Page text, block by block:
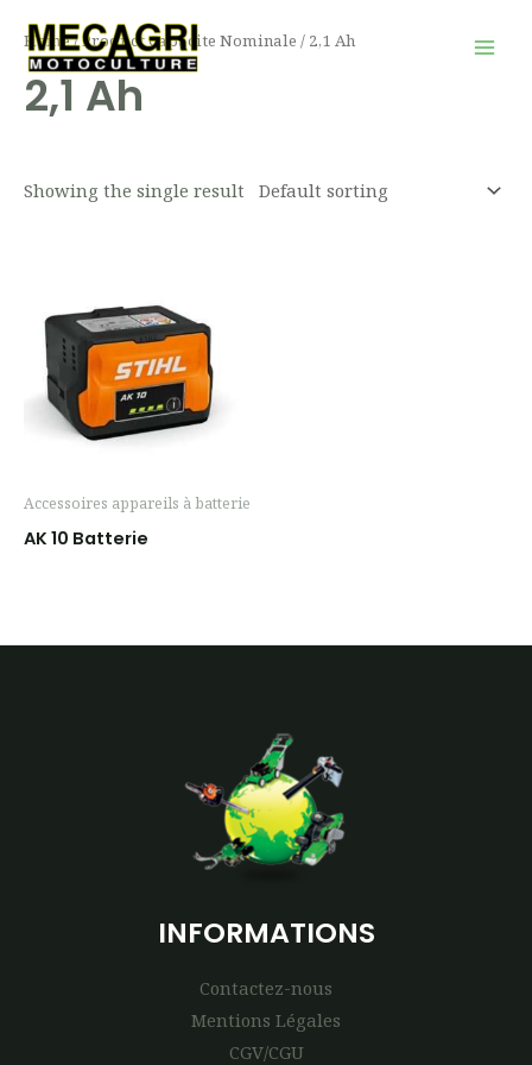
contenu
Home/ Product Capacite Nominale / 2,1 Ah
2,1 Ah
Showing the single result
Accessoires appareils à batterie
AK 10 Batterie
INFORMATIONS
Contactez-nous
Mentions Légales
CGV/CGU